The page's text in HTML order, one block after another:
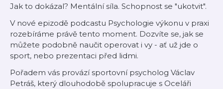
Jak to dokázal? Mentální síla. Schopnost se "ukotvit".
V nové epizodě podcastu Psychologie výkonu v praxi
rozebíráme právě tento moment. Dozvíte se, jak se
můžete podobně naučit operovat i vy - ať už jde o
sport, nebo prezentaci před lidmi.
Pořadem vás provází sportovní psycholog Václav
Petráš, který dlouhodobě spolupracuje s Oceláři